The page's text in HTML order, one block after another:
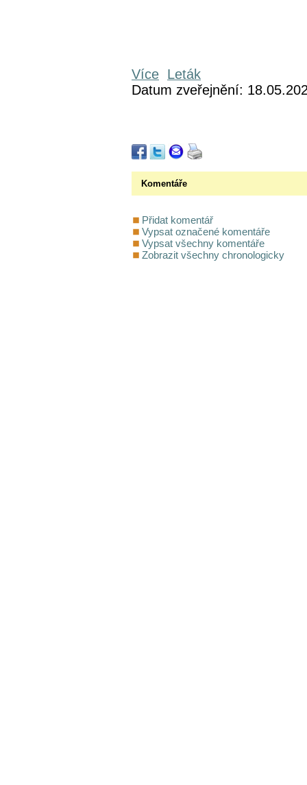
Více Leták
Datum zveřejnění:
Komentáře
Přidat komentář
Vypsat označené komentáře
Vypsat všechny komentáře
Zobrazit všechny chronologicky